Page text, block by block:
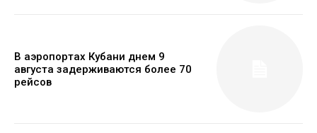
В аэропортах Кубани днем 9
августа задерживаются более 70
рейсов